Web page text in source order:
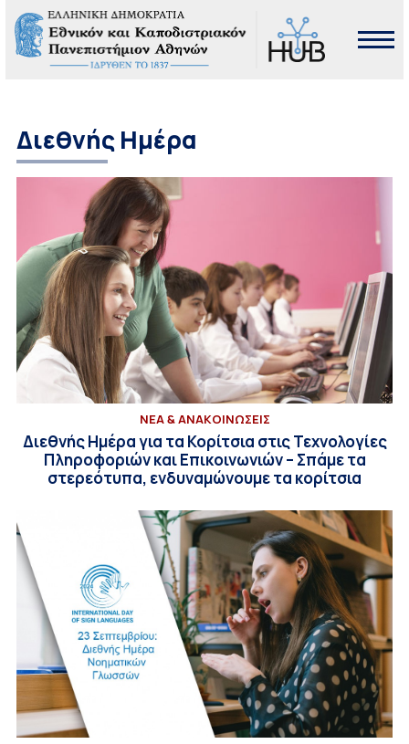
Διεθνής Ημέρα
ΝΕΑ & ΑΝΑΚΟΙΝΩΣΕΙΣ
Διεθνής Ημέρα για τα Κορίτσια στις Τεχνολογίες
Πληροφοριών και Επικοινωνιών – Σπάμε τα
στερεότυπα, ενδυναμώνουμε τα κορίτσια